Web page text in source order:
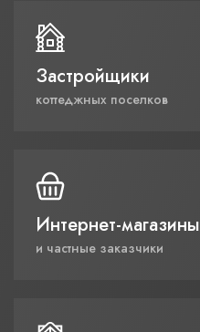
Застройщики
коттеджных поселков
Интернет-магазины
и частные заказчики